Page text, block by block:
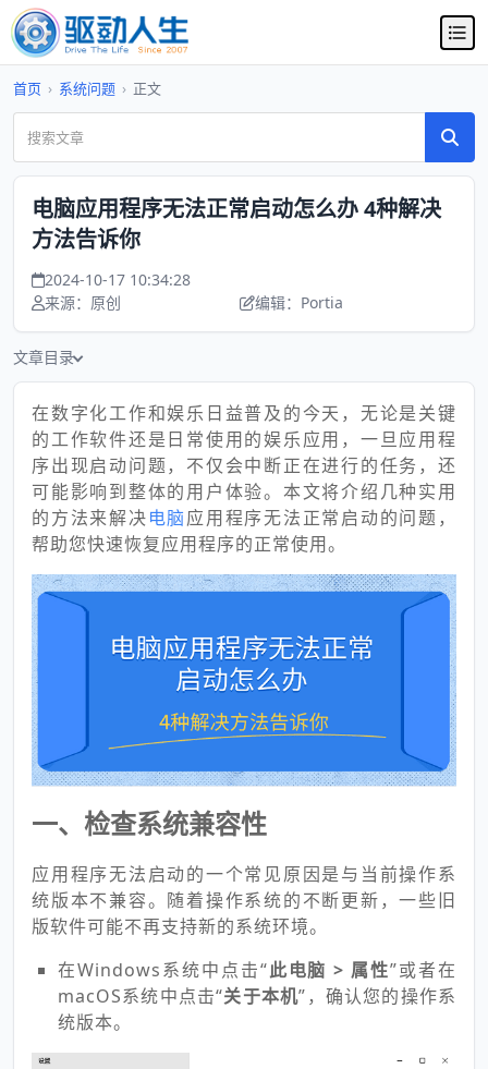
首页 › 系统问题 › 正文
电脑应用程序无法正常启动怎么办 4种解决
方法告诉你
2024-10-17 10:34:28
来源：原创
编辑：Portia
文章目录
在数字化工作和娱乐日益普及的今天，无论是关键
的工作软件还是日常使用的娱乐应用，一旦应用程
序出现启动问题，不仅会中断正在进行的任务，还
可能影响到整体的用户体验。本文将介绍几种实用
的方法来解决电脑应用程序无法正常启动的问题，
帮助您快速恢复应用程序的正常使用。
一、检查系统兼容性
应用程序无法启动的一个常见原因是与当前操作系
统版本不兼容。随着操作系统的不断更新，一些旧
版软件可能不再支持新的系统环境。
在Windows系统中点击“此电脑 > 属性”或者在
macOS系统中点击“关于本机”，确认您的操作系
统版本。